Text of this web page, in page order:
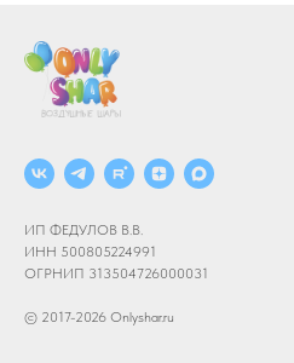
ИП ФЕДУЛОВ В.В.
ИНН 500805224991
ОГРНИП 313504726000031
© 2017-2026 Onlyshar.ru